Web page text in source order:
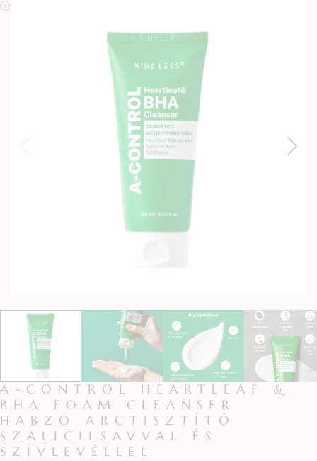
A-CONTROL HEARTLEAF &
BHA FOAM CLEANSER
HABZÓ ARCTISZTÍTÓ
SZALICILSAVVAL ÉS
SZÍVLEVÉLLEL